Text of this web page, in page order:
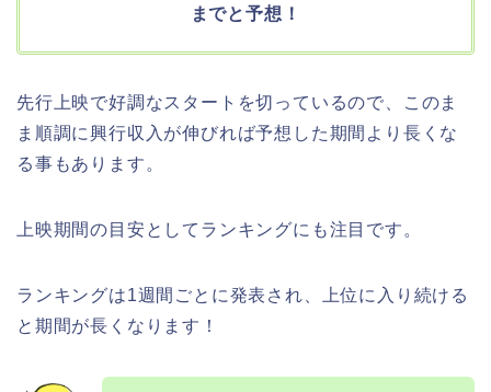
までと予想！
先行上映で好調なスタートを切っているので、このま
ま順調に興行収入が伸びれば予想した期間より長くな
る事もあります。
上映期間の目安としてランキングにも注目です。
ランキングは1週間ごとに発表され、上位に入り続ける
と期間が長くなります！